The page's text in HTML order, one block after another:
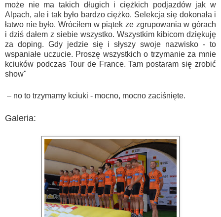
może nie ma takich długich i ciężkich podjazdów jak w
Alpach, ale i tak było bardzo ciężko. Selekcja się dokonała i
łatwo nie było. Wróciłem w piątek ze zgrupowania w górach
i dziś dałem z siebie wszystko. Wszystkim kibicom dziękuję
za doping. Gdy jedzie się i słyszy swoje nazwisko - to
wspaniałe uczucie. Proszę wszystkich o trzymanie za mnie
kciuków podczas Tour de France. Tam postaram się zrobić
show"
– no to trzymamy kciuki - mocno, mocno zaciśnięte.
Galeria: